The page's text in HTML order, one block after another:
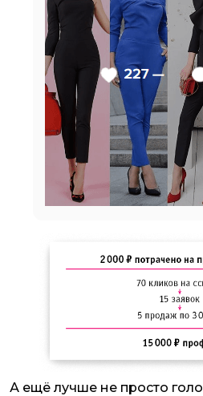
А ещё лучше не просто